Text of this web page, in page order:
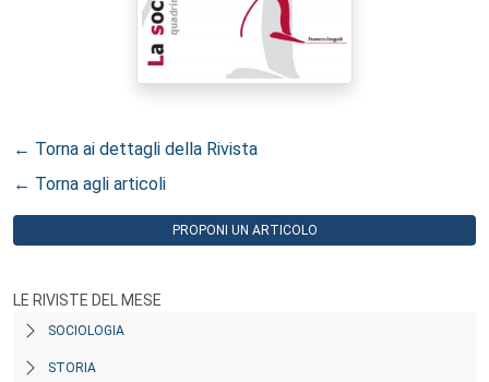
← Torna ai dettagli della Rivista
← Torna agli articoli
PROPONI UN ARTICOLO
LE RIVISTE DEL MESE
SOCIOLOGIA
STORIA